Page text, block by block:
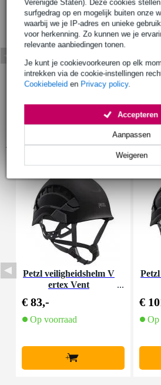
Verenigde Staten). Deze cookies
surfgedrag op en mogelijk buiten onze
waarbij we je IP-adres en unieke
voor herkenning. Zo kunnen we je
relevante aanbiedingen tonen.
Je kunt je cookievoorkeuren op elk
intrekken via de cookie-instellingen
Cookiebeleid en Privacy policy.
Weigeren
Aanpassen
Accepteren
Accessoires (7)
Petzl veiligheidshelm V
ertex Vent
€ 83,-
Op voorraad
+
€
Op